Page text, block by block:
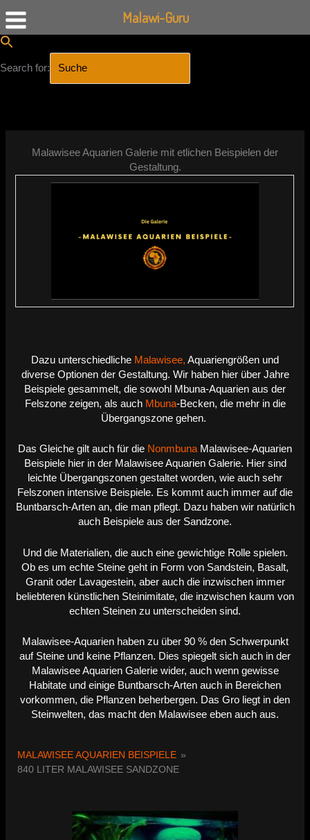
Search for:
springenMalawisee Aquarien Galerie mit etlichen Beispielen der
Gestaltung.
Dazu unterschiedliche Malawisee, Aquariengrößen und
diverse Optionen der Gestaltung. Wir haben hier über Jahre
Beispiele gesammelt, die sowohl Mbuna-Aquarien aus der
Felszone zeigen, als auch Mbuna-Becken, die mehr in die
Übergangszone gehen.
Das Gleiche gilt auch für die Nonmbuna Malawisee-Aquarien
Beispiele hier in der Malawisee Aquarien Galerie. Hier sind
leichte Übergangszonen gestaltet worden, wie auch sehr
Felszonen intensive Beispiele. Es kommt auch immer auf die
Buntbarsch-Arten an, die man pflegt. Dazu haben wir natürlich
auch Beispiele aus der Sandzone.
Und die Materialien, die auch eine gewichtige Rolle spielen.
Ob es um echte Steine geht in Form von Sandstein, Basalt,
Granit oder Lavagestein, aber auch die inzwischen immer
beliebteren künstlichen Steinimitate, die inzwischen kaum von
echten Steinen zu unterscheiden sind.
Malawisee-Aquarien haben zu über 90 % den Schwerpunkt
auf Steine und keine Pflanzen. Dies spiegelt sich auch in der
Malawisee Aquarien Galerie wider, auch wenn gewisse
Habitate und einige Buntbarsch-Arten auch in Bereichen
vorkommen, die Pflanzen beherbergen. Das Gro liegt in den
Steinwelten, das macht den Malawisee eben auch aus.
MALAWISEE AQUARIEN BEISPIELE »
840 LITER MALAWISEE SANDZONE
Malawi-Guru